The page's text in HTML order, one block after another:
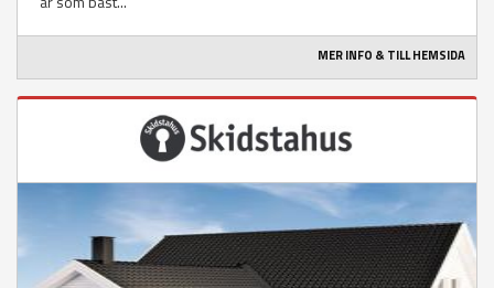
MER INFO & TILL HEMSIDA